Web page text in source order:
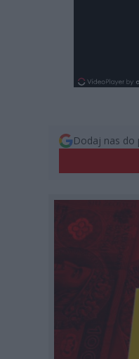
Dodaj nas do